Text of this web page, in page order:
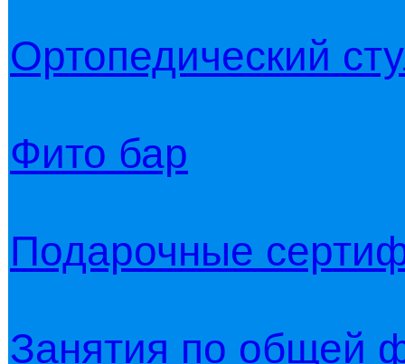
Ортопедический
Фито бар
Подарочные
Занятия по общей